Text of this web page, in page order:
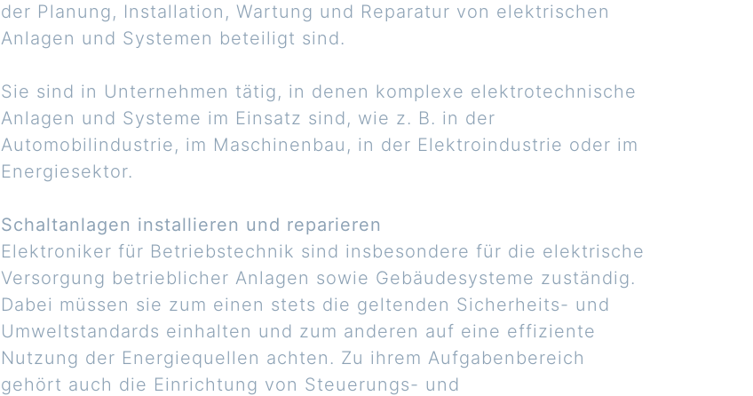
der Planung, Installation, Wartung und Reparatur von elektrischen
Anlagen und Systemen beteiligt sind.
Sie sind in Unternehmen tätig, in denen komplexe elektrotechnische
Anlagen und Systeme im Einsatz sind, wie z. B. in der
Automobilindustrie, im Maschinenbau, in der Elektroindustrie oder im
Energiesektor.
Schaltanlagen installieren und reparieren
Elektroniker für Betriebstechnik sind insbesondere für die elektrische
Versorgung betrieblicher Anlagen sowie Gebäudesysteme zuständig.
Dabei müssen sie zum einen stets die geltenden Sicherheits- und
Umweltstandards einhalten und zum anderen auf eine effiziente
Nutzung der Energiequellen achten. Zu ihrem Aufgabenbereich
gehört auch die Einrichtung von Steuerungs- und